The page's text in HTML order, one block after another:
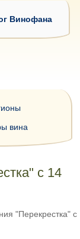
Винофана
с 14
"Перекрестка" с
вина